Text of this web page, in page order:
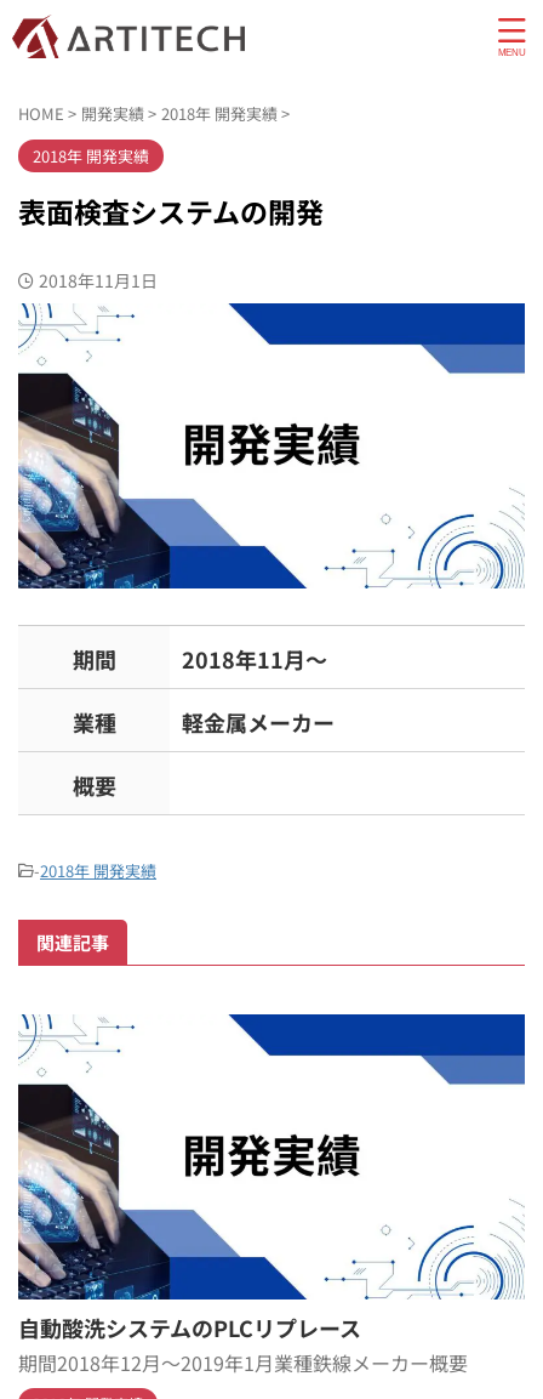
HOME > 開発実績> 2018年 開発実績>
2018年 開発実績
表面検査システムの開発
2018年11月1日
期間
2018年11月～
業種
軽金属メーカー
概要
-2018年 開発実績
関連記事
自動酸洗システムのPLCリプレース
期間2018年12月～2019年1月業種鉄線メーカー概要